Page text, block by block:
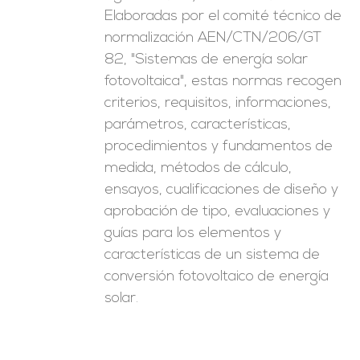
Elaboradas por el comité técnico de
normalización AEN/CTN/206/GT
82, "Sistemas de energía solar
fotovoltaica", estas normas recogen
criterios, requisitos, informaciones,
parámetros, características,
procedimientos y fundamentos de
medida, métodos de cálculo,
ensayos, cualificaciones de diseño y
aprobación de tipo, evaluaciones y
guías para los elementos y
características de un sistema de
conversión fotovoltaico de energía
solar.